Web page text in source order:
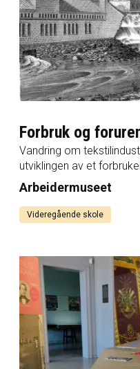
Forbruk og
Vandring om
utviklingen av et
Arbeidermuseet
Videregående skole